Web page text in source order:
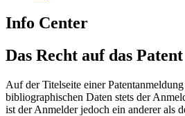
Info Center
Das Recht auf das Patent
Auf der Titelseite einer
bibliographischen Daten stets der
ist der Anmelder jedoch ein anderer als